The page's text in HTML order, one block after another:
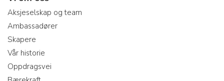
Aksjeselskap og team
Ambassadører
Skapere
Vår historie
Oppdragsvei